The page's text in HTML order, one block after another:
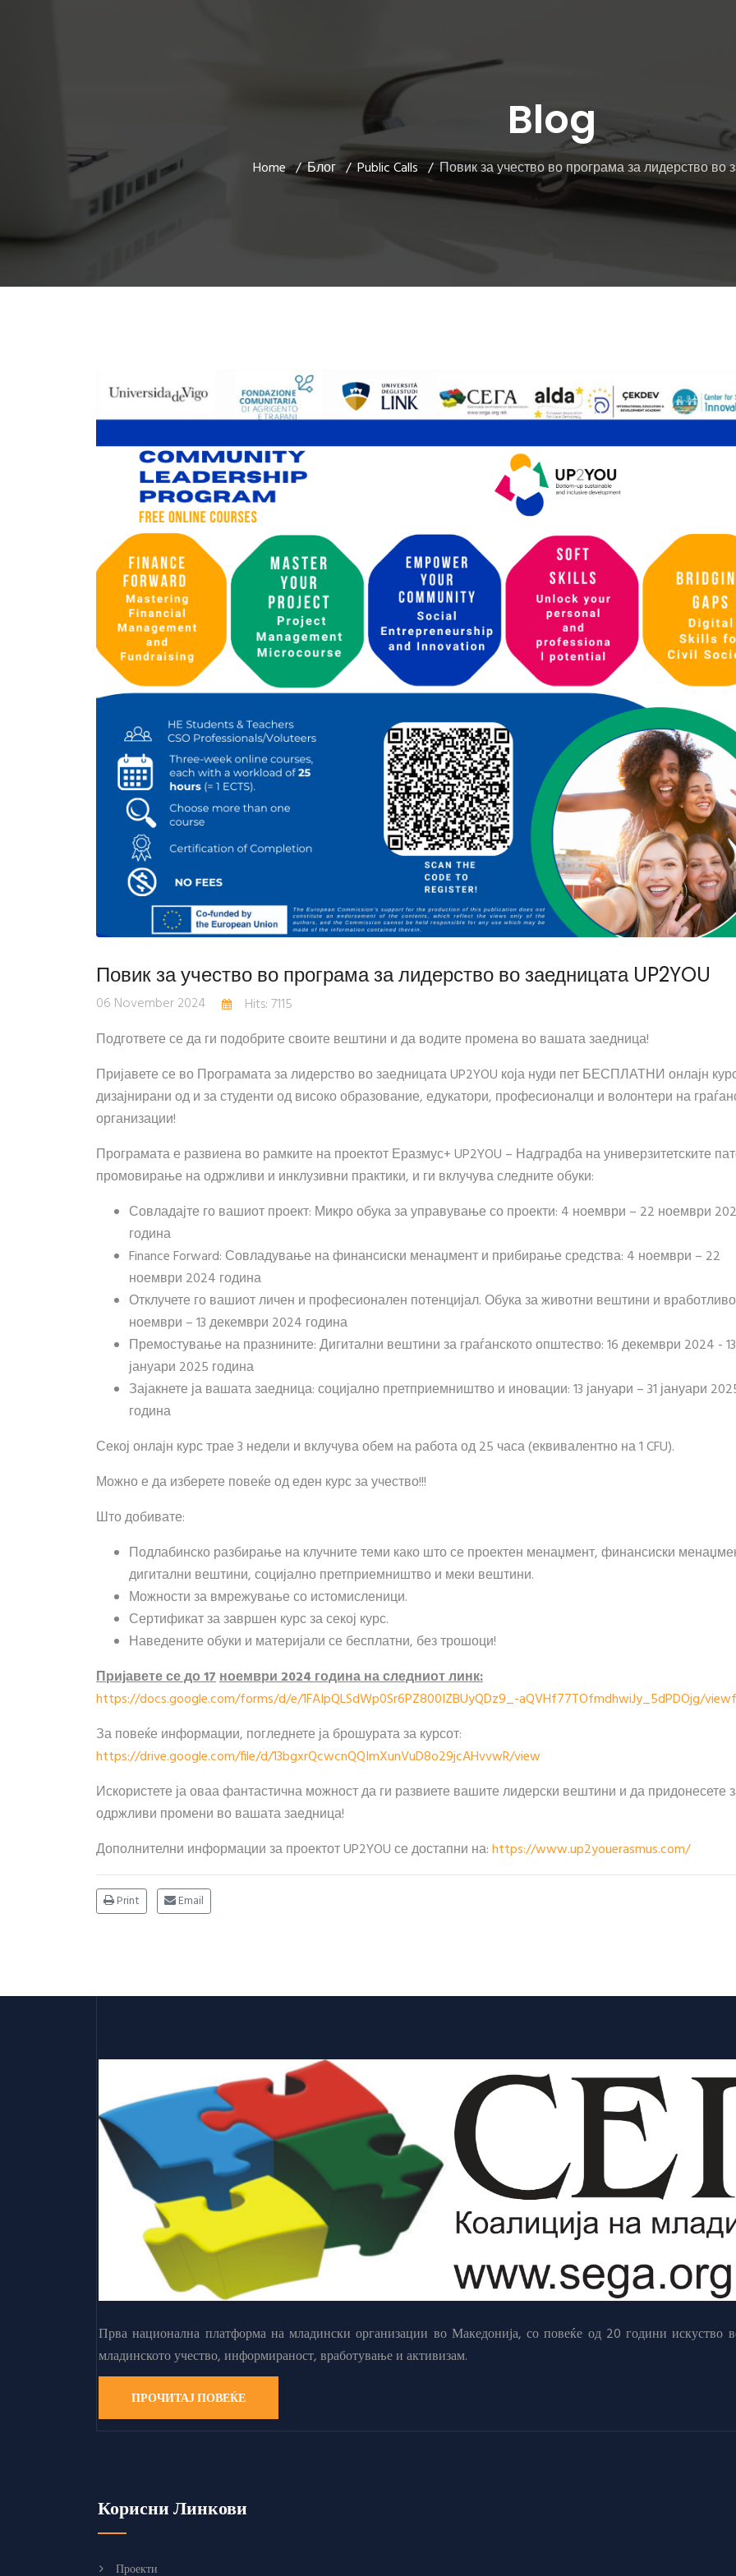
Blog
Home Блог Public Calls Повик за учество во програма за лидерство во
Повик за учество во програма за лидерство во заедницата UP2YOU
06 November 2024
Hits: 7115
Подгответе се да ги подобрите своите вештини и да водите промена во вашата заедница!
Пријавете се во Програмата за лидерство во заедницата UP2YOU која нуди пет БЕСПЛАТНИ онлајн
дизајнирани од и за студенти од високо образование, едукатори, професионалци и волонтери на
организации!
Програмата е развиена во рамките на проектот Еразмус+ UP2YOU – Надградба на универзитетските
промовирање на одржливи и инклузивни практики, и ги вклучува следните обуки:
Совладајте го вашиот проект: Микро обука за управување со проекти: 4 ноември – 22 ноември
година
Finance Forward: Совладување на финансиски менаџмент и прибирање средства: 4 ноември – 22
ноември 2024 година
Отклучете го вашиот личен и професионален потенцијал. Обука за животни вештини и
ноември – 13 декември 2024 година
Премостување на празнините: Дигитални вештини за граѓанското општество: 16 декември 2024 - 13
јануари 2025 година
Зајакнете ја вашата заедница: социјално претприемништво и иновации: 13 јануари – 31 јануари
година
Секој онлајн курс трае 3 недели и вклучува обем на работа од 25 часа (еквивалентно на 1 CFU).
Можно е да изберете повеќе од еден курс за учество!!!
Што добивате:
Подлабинско разбирање на клучните теми како што се проектен менаџмент, финансиски
дигитални вештини, социјално претприемништво и меки вештини.
Можности за вмрежување со истомисленици.
Сертификат за завршен курс за секој курс.
Наведените обуки и материјали се бесплатни, без трошоци!
Пријавете се до17ноември2024 годинана следниот линк:
https://docs.google.com/forms/d/e/1FAIpQLSdWp0Sr6PZ800IZBUyQDz9_-aQVHf77TOfmdhwiJy_5dPDOjg/
За повеќе информации, погледнете ја брошурата за курсот:
https://drive.google.com/file/d/13bgxrQcwcnQQImXunVuD8o29jcAHvvwR/view
Искористете ја оваа фантастична можност да ги развиете вашите лидерски вештини и да придонесете
одржливи промени во вашата заедница!
Дополнителни информации за проектот UP2YOU се достапни на:https://www.up2youerasmus.com/
Print Email
Прва национална платформа на младински организации во Македонија, со повеќе од 20 години искуство
младинското учество, информираност, вработување и активизам.
ПРОЧИТАЈ ПОВЕЌЕ
Корисни Линкови
Проекти